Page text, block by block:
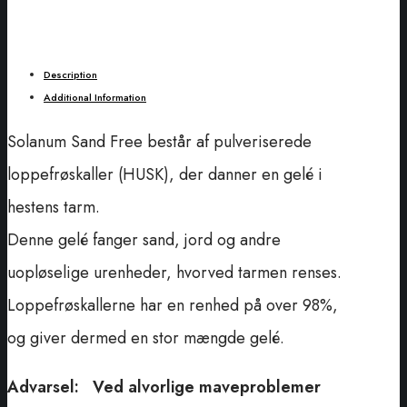
Description
Additional Information
Solanum Sand Free består af pulveriserede
loppefrøskaller (HUSK), der danner en gelé i
hestens tarm.
Denne gelé fanger sand, jord og andre
uopløselige urenheder, hvorved tarmen renses.
Loppefrøskallerne har en renhed på over 98%,
og giver dermed en stor mængde gelé.
Advarsel: Ved alvorlige maveproblemer